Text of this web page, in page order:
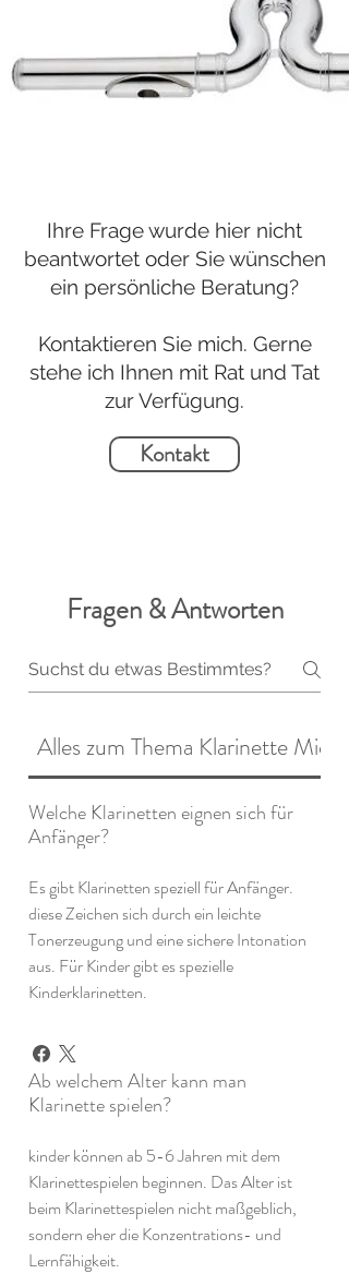
Ihre Frage wurde hier nicht
beantwortet oder Sie wünschen
ein persönliche Beratung?
Kontaktieren Sie mich. Gerne
stehe ich Ihnen mit Rat und Tat
zur Verfügung.
Kontakt
Fragen & Antworten
Alles zum Thema Klarinette Mieten
Welche Klarinetten eignen sich für
Anfänger?
Es gibt Klarinetten speziell für Anfänger.
diese Zeichen sich durch ein leichte
Tonerzeugung und eine sichere Intonation
aus. Für Kinder gibt es spezielle
Kinderklarinetten.
Ab welchem Alter kann man
Klarinette spielen?
kinder können ab 5-6 Jahren mit dem
Klarinettespielen beginnen. Das Alter ist
beim Klarinettespielen nicht maßgeblich,
sondern eher die Konzentrations- und
Lernfähigkeit.